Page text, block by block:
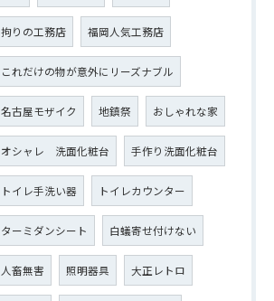
拘りの工務店 福岡人気工務店
これだけの物が意外にリーズナブル
名古屋モザイク 地鎮祭 おしゃれな家
オシャレ 洗面化粧台 手作り洗面化粧台
トイレ手洗い器 トイレカウンター
ターミダンシート 白蟻寄せ付けない
人畜無害 照明器具 大正レトロ